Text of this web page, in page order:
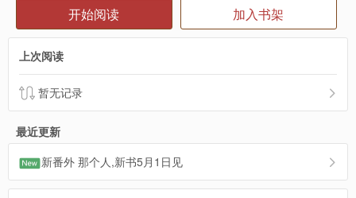
开始阅读 加入书架
上次阅读
暂无记录
最近更新
新番外 那个人,新书5月1日见